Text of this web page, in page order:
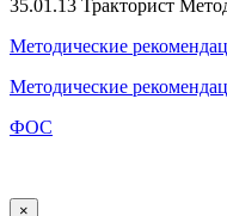
35.01.13 Тракторист
Методические
Методические
ФОС
×